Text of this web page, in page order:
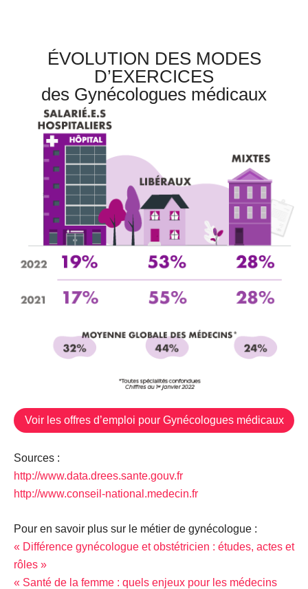
ÉVOLUTION DES MODES
D’EXERCICES
des Gynécologues médicaux
Voir les offres d’emploi pour Gynécologues médicaux
Sources :
http://www.data.drees.sante.gouv.fr
http://www.conseil-national.medecin.fr
Pour en savoir plus sur le métier de gynécologue :
« Différence gynécologue et obstétricien : études, actes et
rôles »
« Santé de la femme : quels enjeux pour les médecins